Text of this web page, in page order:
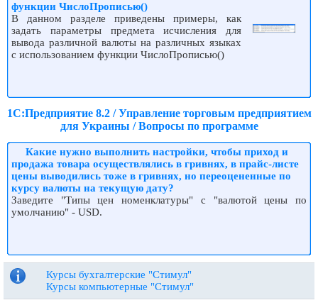
функции ЧислоПрописью()
В данном разделе приведены примеры, как
задать параметры предмета исчисления для
вывода различной валюты на различных языках
с использованием функции ЧислоПрописью()
1С:Предприятие 8.2 / Управление торговым предприятием
для Украины / Вопросы по программе
Какие нужно выполнить настройки, чтобы приход и
продажа товара осуществлялись в гривнях, в прайс-листе
цены выводились тоже в гривнях, но переоцененные по
курсу валюты на текущую дату?
Заведите "Типы цен номенклатуры" с "валютой цены по
умолчанию" - USD.
Курсы бухгалтерские "Стимул"
Курсы компьютерные "Стимул"